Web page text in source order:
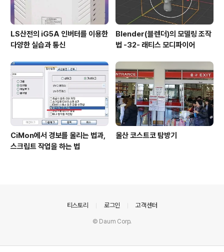
LS산전의 iG5A 인버터를 이용한
다양한 실습과 통신
Blender(블렌더)의 모델링 조작
법 -32- 래티스 모디파이어
CiMon에서 경보를 울리는 법과,
스크립트 작업을 하는 법
울산 코스트코 탐방기
티스토리 로그인 고객센터
© Daum Corp.